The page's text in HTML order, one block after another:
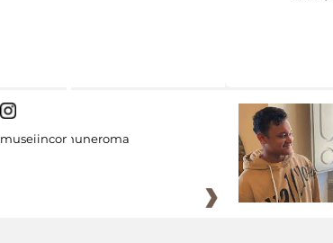
museiincomuneroma